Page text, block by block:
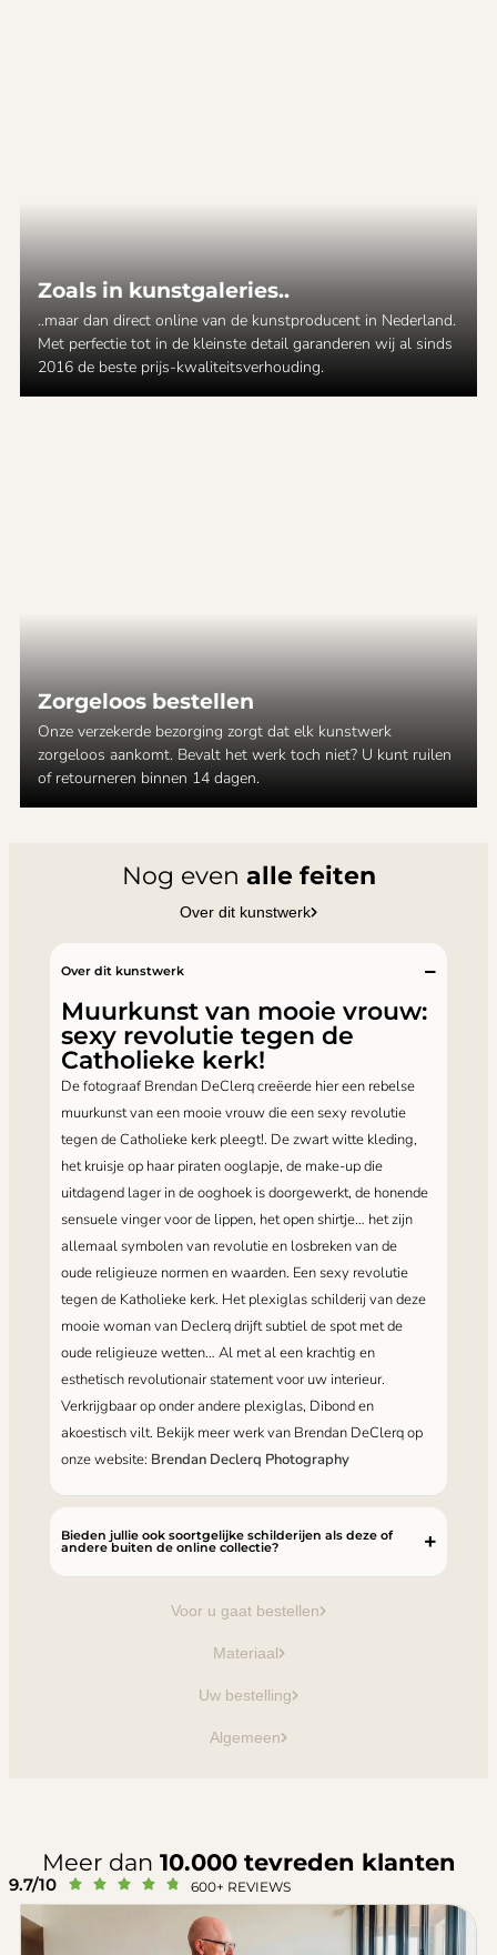
Zoals in kunstgaleries..
..maar dan direct online van de kunstproducent in Nederland.
Met perfectie tot in de kleinste detail garanderen wij al sinds
2016 de beste prijs-kwaliteitsverhouding.
Zorgeloos bestellen
Onze verzekerde bezorging zorgt dat elk kunstwerk
zorgeloos aankomt. Bevalt het werk toch niet? U kunt ruilen
of retourneren binnen 14 dagen.
Nog even alle feiten
Over dit kunstwerk
Voor u gaat bestellen
Materiaal
Uw bestelling
Algemeen
Over dit kunstwerk
Muurkunst van mooie vrouw:
sexy revolutie tegen de
Catholieke kerk!
De fotograaf Brendan DeClerq creëerde hier een rebelse
muurkunst van een mooie vrouw die een sexy revolutie
tegen de Catholieke kerk pleegt!. De zwart witte kleding,
het kruisje op haar piraten ooglapje, de make-up die
uitdagend lager in de ooghoek is doorgewerkt, de honende
sensuele vinger voor de lippen, het open shirtje… het zijn
allemaal symbolen van revolutie en losbreken van de
oude religieuze normen en waarden. Een sexy revolutie
tegen de Katholieke kerk. Het plexiglas schilderij van deze
mooie woman van Declerq drijft subtiel de spot met de
oude religieuze wetten… Al met al een krachtig en
esthetisch revolutionair statement voor uw interieur.
Verkrijgbaar op onder andere plexiglas, Dibond en
akoestisch vilt. Bekijk meer werk van Brendan DeClerq op
onze website: Brendan Declerq Photography
Bieden jullie ook soortgelijke schilderijen als deze of
andere buiten de online collectie?
Meer dan 10.000 tevreden klanten
9.7/10      600+ REVIEWS